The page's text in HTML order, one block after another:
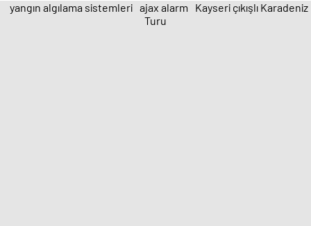
yangın algılama sistemleri ajax alarm
Kayseri çıkışlı Karadeniz
Turu